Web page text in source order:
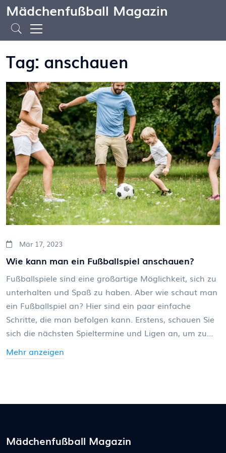
Mädchenfußball Magazin
Tag: anschauen
Mär 17, 2023
Wie kann man ein Fußballspiel anschauen?
Fußballspiele sind eine großartige Möglichkeit, sich zu
unterhalten und Spaß zu haben. Aber wie schaut man
ein Fußballspiel an? Hier sind ein paar einfache
Schritte, die man befolgen kann. Erstens, schauen Sie
sich die nächsten Spieltermine und Ligen an, um zu
sehen, wo Sie ein Fußballspiel anschauen können.
Zweitens, entscheiden Sie sich für eine
Drittens, wählen Sie Ihre bevorzugte Plattform aus, um
bietet! Mit diesen einfachen Schritten können Sie ein
Mehr anzeigen
Mädchenfußball Magazin